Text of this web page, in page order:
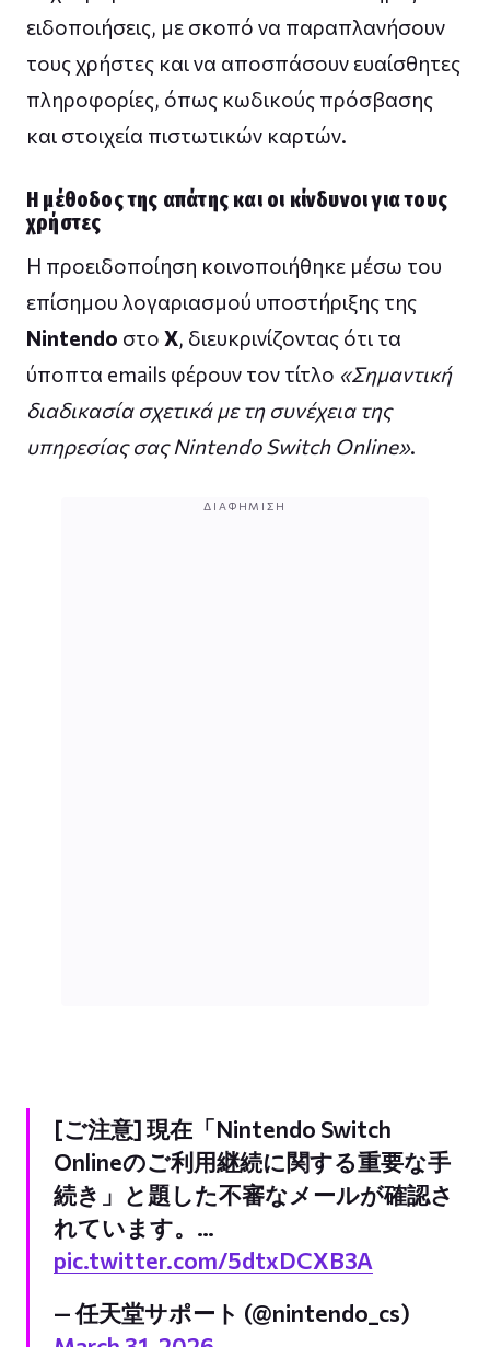
ειδοποιήσεις, με σκοπό να παραπλανήσουν
τους χρήστες και να αποσπάσουν ευαίσθητες
πληροφορίες, όπως κωδικούς πρόσβασης
και στοιχεία πιστωτικών καρτών.
Η μέθοδος της απάτης και οι κίνδυνοι για τους
χρήστες
Η προειδοποίηση κοινοποιήθηκε μέσω του
επίσημου λογαριασμού υποστήριξης της
Nintendo στο X, διευκρινίζοντας ότι τα
ύποπτα emails φέρουν τον τίτλο «Σημαντική
διαδικασία σχετικά με τη συνέχεια της
υπηρεσίας σας Nintendo Switch Online».
ΔΙΑΦΉΜΙΣΗ
[ご注意] 現在「Nintendo Switch
Onlineのご利用継続に関する重要な手
続き」と題した不審なメールが確認さ
れています。…
pic.twitter.com/5dtxDCXB3A
— 任天堂サポート (@nintendo_cs)